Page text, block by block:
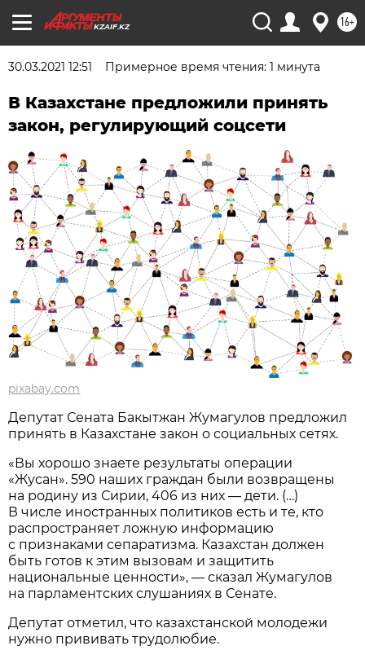
KZAIF.KZ 16+
30.03.2021 12:51 Примерное время чтения: 1 минута
В Казахстане предложили принять
закон, регулирующий соцсети
pixabay.com
Депутат Сената Бакытжан Жумагулов предложил
принять в Казахстане закон о социальных сетях.
«Вы хорошо знаете результаты операции
«Жусан». 590 наших граждан были возвращены
на родину из Сирии, 406 из них — дети. (…)
В числе иностранных политиков есть и те, кто
распространяет ложную информацию
с признаками сепаратизма. Казахстан должен
быть готов к этим вызовам и защитить
национальные ценности», — сказал Жумагулов
на парламентских слушаниях в Сенате.
Депутат отметил, что казахстанской молодежи
нужно прививать трудолюбие.